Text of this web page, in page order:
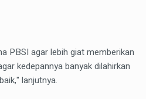
PBSI agar lebih giat memberikan
kedepannya banyak dilahirkan
lanjutnya.